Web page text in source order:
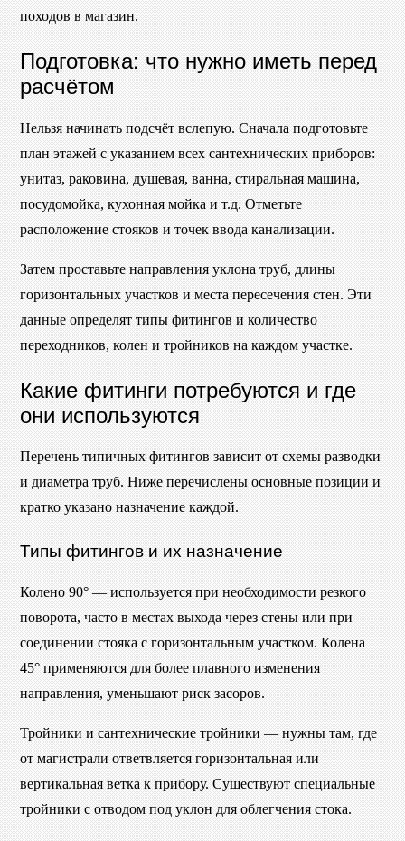
походов в магазин.
Подготовка: что нужно иметь перед
расчётом
Нельзя начинать подсчёт вслепую. Сначала подготовьте
план этажей с указанием всех сантехнических приборов:
унитаз, раковина, душевая, ванна, стиральная машина,
посудомойка, кухонная мойка и т.д. Отметьте
расположение стояков и точек ввода канализации.
Затем проставьте направления уклона труб, длины
горизонтальных участков и места пересечения стен. Эти
данные определят типы фитингов и количество
переходников, колен и тройников на каждом участке.
Какие фитинги потребуются и где
они используются
Перечень типичных фитингов зависит от схемы разводки
и диаметра труб. Ниже перечислены основные позиции и
кратко указано назначение каждой.
Типы фитингов и их назначение
Колено 90° — используется при необходимости резкого
поворота, часто в местах выхода через стены или при
соединении стояка с горизонтальным участком. Колена
45° применяются для более плавного изменения
направления, уменьшают риск засоров.
Тройники и сантехнические тройники — нужны там, где
от магистрали ответвляется горизонтальная или
вертикальная ветка к прибору. Существуют специальные
тройники с отводом под уклон для облегчения стока.